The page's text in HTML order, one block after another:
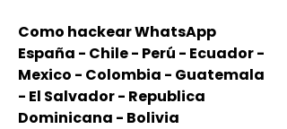
Como hackear WhatsApp
España - Chile - Perú - Ecuador -
Mexico - Colombia - Guatemala
- El Salvador - Republica
Dominicana - Bolivia